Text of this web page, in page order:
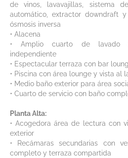
de vinos, lavavajillas, sistema
automático, extractor downdraft
ósmosis inversa
• Alacena
• Amplio cuarto de lavado
independiente
• Espectacular terraza con bar
• Piscina con área lounge y vista al
• Medio baño exterior para área
• Cuarto de servicio con baño
Planta Alta:
• Acogedora área de lectura con
exterior
• Recámaras secundarias con
completo y terraza compartida